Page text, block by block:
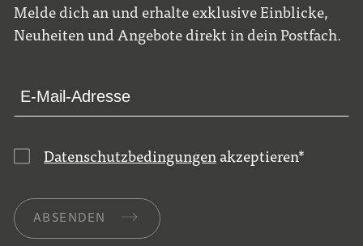
Melde dich an und erhalte exklusive Einblicke,
Neuheiten und Angebote direkt in dein Postfach.
Datenschutzbedingungen akzeptieren*
ABSENDEN